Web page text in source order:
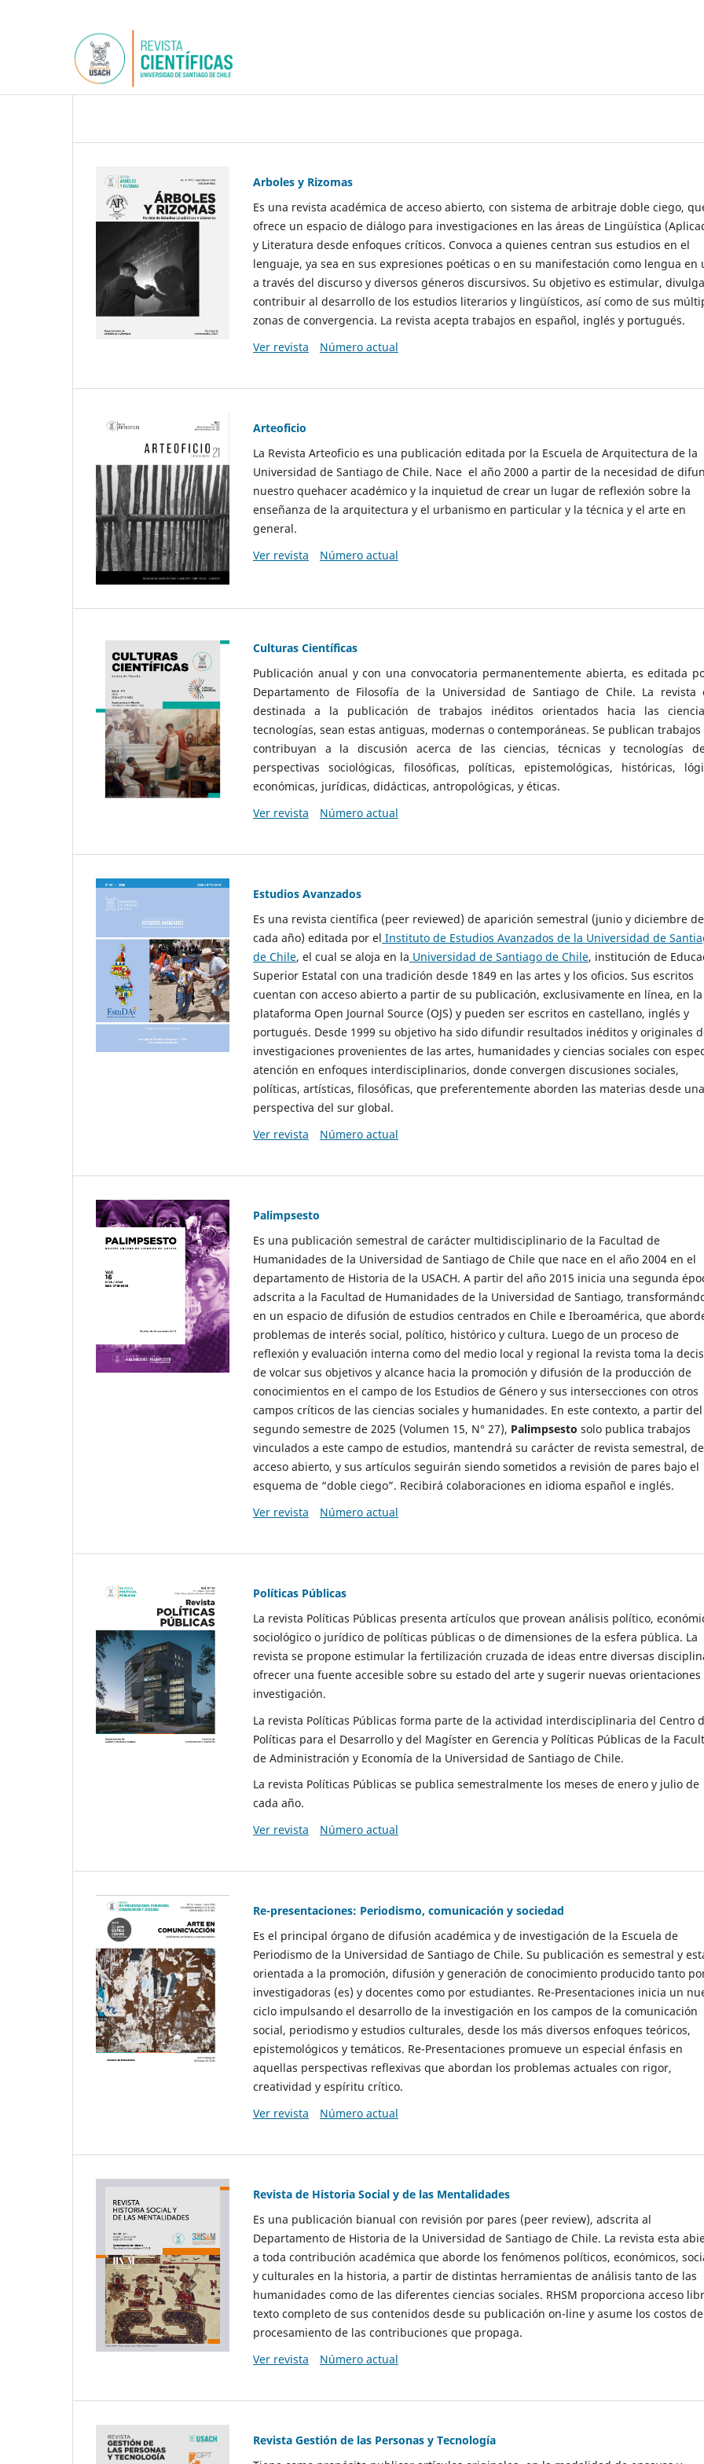
Arboles y Rizomas
Es una revista académica de acceso abierto, con sistema de arbitraje doble ciego,
ofrece un espacio de diálogo para investigaciones en las áreas de Lingüística
y Literatura desde enfoques críticos. Convoca a quienes centran sus estudios en el
lenguaje, ya sea en sus expresiones poéticas o en su manifestación como lengua en
a través del discurso y diversos géneros discursivos. Su objetivo es estimular,
contribuir al desarrollo de los estudios literarios y lingüísticos, así como de sus
zonas de convergencia. La revista acepta trabajos en español, inglés y portugués.
Ver revista
Número actual
Arteoficio
La Revista Arteoficio es una publicación editada por la Escuela de Arquitectura de la
Universidad de Santiago de Chile. Nace el año 2000 a partir de la necesidad de
nuestro quehacer académico y la inquietud de crear un lugar de reflexión sobre la
enseñanza de la arquitectura y el urbanismo en particular y la técnica y el arte en
general.
Ver revista
Número actual
Culturas Científicas
Publicación anual y con una convocatoria permanentemente abierta, es editada
Departamento de Filosofía de la Universidad de Santiago de Chile. La revista
destinada a la publicación de trabajos inéditos orientados hacia las
tecnologías, sean estas antiguas, modernas o contemporáneas. Se publican
contribuyan a la discusión acerca de las ciencias, técnicas y tecnologías
perspectivas sociológicas, filosóficas, políticas, epistemológicas, históricas,
económicas, jurídicas, didácticas, antropológicas, y éticas.
Ver revista
Número actual
Estudios Avanzados
Es una revista científica (peer reviewed) de aparición semestral (junio y diciembre de
cada año) editada por el Instituto de Estudios Avanzados de la Universidad de
de Chile, el cual se aloja en la Universidad de Santiago de Chile, institución de
Superior Estatal con una tradición desde 1849 en las artes y los oficios. Sus escritos
cuentan con acceso abierto a partir de su publicación, exclusivamente en línea, en la
plataforma Open Journal Source (OJS) y pueden ser escritos en castellano, inglés y
portugués. Desde 1999 su objetivo ha sido difundir resultados inéditos y originales
investigaciones provenientes de las artes, humanidades y ciencias sociales con
atención en enfoques interdisciplinarios, donde convergen discusiones sociales,
políticas, artísticas, filosóficas, que preferentemente aborden las materias desde una
perspectiva del sur global.
Ver revista
Número actual
Palimpsesto
Es una publicación semestral de carácter multidisciplinario de la Facultad de
Humanidades de la Universidad de Santiago de Chile que nace en el año 2004 en el
departamento de Historia de la USACH. A partir del año 2015 inicia una segunda
adscrita a la Facultad de Humanidades de la Universidad de Santiago,
en un espacio de difusión de estudios centrados en Chile e Iberoamérica, que
problemas de interés social, político, histórico y cultura. Luego de un proceso de
reflexión y evaluación interna como del medio local y regional la revista toma la
de volcar sus objetivos y alcance hacia la promoción y difusión de la producción de
conocimientos en el campo de los Estudios de Género y sus intersecciones con otros
campos críticos de las ciencias sociales y humanidades. En este contexto, a partir del
segundo semestre de 2025 (Volumen 15, N° 27), Palimpsesto solo publica trabajos
vinculados a este campo de estudios, mantendrá su carácter de revista semestral, de
acceso abierto, y sus artículos seguirán siendo sometidos a revisión de pares bajo el
esquema de “doble ciego”. Recibirá colaboraciones en idioma español e inglés.
Ver revista
Número actual
Políticas Públicas
La revista Políticas Públicas presenta artículos que provean análisis político,
sociológico o jurídico de políticas públicas o de dimensiones de la esfera pública. La
revista se propone estimular la fertilización cruzada de ideas entre diversas
ofrecer una fuente accesible sobre su estado del arte y sugerir nuevas orientaciones
investigación.
La revista Políticas Públicas forma parte de la actividad interdisciplinaria del Centro
Políticas para el Desarrollo y del Magíster en Gerencia y Políticas Públicas de la
de Administración y Economía de la Universidad de Santiago de Chile.
La revista Políticas Públicas se publica semestralmente los meses de enero y julio de
cada año.
Ver revista
Número actual
Re-presentaciones: Periodismo, comunicación y sociedad
Es el principal órgano de difusión académica y de investigación de la Escuela de
Periodismo de la Universidad de Santiago de Chile. Su publicación es semestral y
orientada a la promoción, difusión y generación de conocimiento producido tanto
investigadoras (es) y docentes como por estudiantes. Re-Presentaciones inicia un
ciclo impulsando el desarrollo de la investigación en los campos de la comunicación
social, periodismo y estudios culturales, desde los más diversos enfoques teóricos,
epistemológicos y temáticos. Re-Presentaciones promueve un especial énfasis en
aquellas perspectivas reflexivas que abordan los problemas actuales con rigor,
creatividad y espíritu crítico.
Ver revista
Número actual
Revista de Historia Social y de las Mentalidades
Es una publicación bianual con revisión por pares (peer review), adscrita al
Departamento de Historia de la Universidad de Santiago de Chile. La revista esta
a toda contribución académica que aborde los fenómenos políticos, económicos,
y culturales en la historia, a partir de distintas herramientas de análisis tanto de las
humanidades como de las diferentes ciencias sociales. RHSM proporciona acceso
texto completo de sus contenidos desde su publicación on-line y asume los costos de
procesamiento de las contribuciones que propaga.
Ver revista
Número actual
Revista Gestión de las Personas y Tecnología